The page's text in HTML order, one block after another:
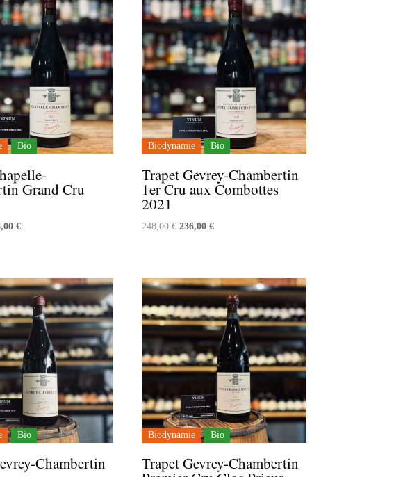
Bio
Grand Cru
€.
€Le
613,00 €.
Biodynamie Bio
Trapet Gevrey-Chambertin
1er Cru aux Combottes
2021
248,00€ Le
248,00 €.
236,00€Le
236,00 €.
Bio
Chambertin
Biodynamie Bio
Trapet Gevrey-Chambertin